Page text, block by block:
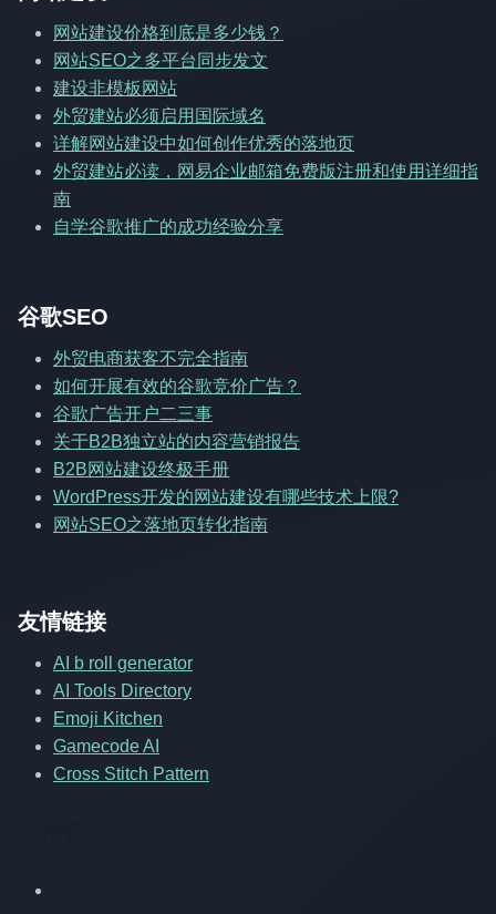
网站建设价格到底是多少钱？
网站SEO之多平台同步发文
建设非模板网站
外贸建站必须启用国际域名
详解网站建设中如何创作优秀的落地页
外贸建站必读，网易企业邮箱免费版注册和使用详细指
南
自学谷歌推广的成功经验分享
谷歌SEO
外贸电商获客不完全指南
如何开展有效的谷歌竞价广告？
谷歌广告开户二三事
关于B2B独立站的内容营销报告
B2B网站建设终极手册
WordPress开发的网站建设有哪些技术上限?
网站SEO之落地页转化指南
友情链接
AI b roll generator
AI Tools Directory
Emoji Kitchen
Gamecode AI
Cross Stitch Pattern